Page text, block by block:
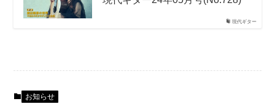
現代ギター
お知らせ